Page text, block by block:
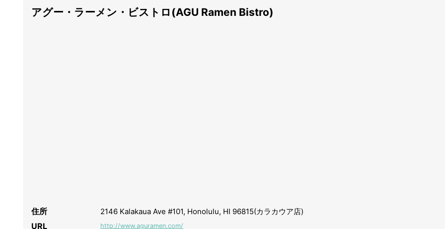
アグー・ラーメン・ビストロ(AGU Ramen Bistro)
住所 2146 Kalakaua Ave #101, Honolulu, HI 96815(カラカウア店)
URL http://www.aguramen.com/